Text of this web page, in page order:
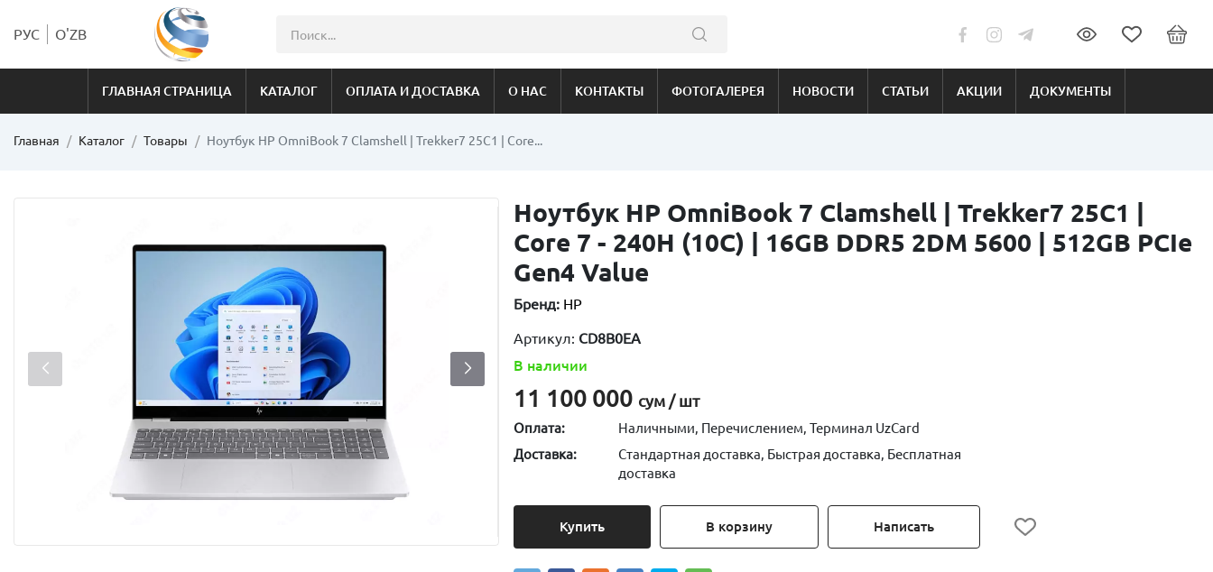
РУС O'ZB
ГЛАВНАЯ СТРАНИЦА КАТАЛОГ ОПЛАТА И ДОСТАВКА О НАС КОНТАКТЫ ФОТОГАЛЕРЕЯ НОВОСТИ СТАТЬИ АКЦИИ ДОКУМЕНТЫ
Главная Каталог Товары Ноутбук HP OmniBook 7 Clamshell | Trekker7 25C1 | Core...
Ноутбук HP OmniBook 7 Clamshell | Trekker7 25C1 |
Core 7 - 240H (10C) | 16GB DDR5 2DM 5600 | 512GB PCIe
Gen4 Value
Бренд: HP
Артикул: CD8B0EA
В наличии
11 100 000 сум / шт
Оплата:
Наличными, Перечислением, Терминал UzCard
Доставка:
Стандартная доставка, Быстрая доставка, Бесплатная
доставка
Купить В корзину Написать